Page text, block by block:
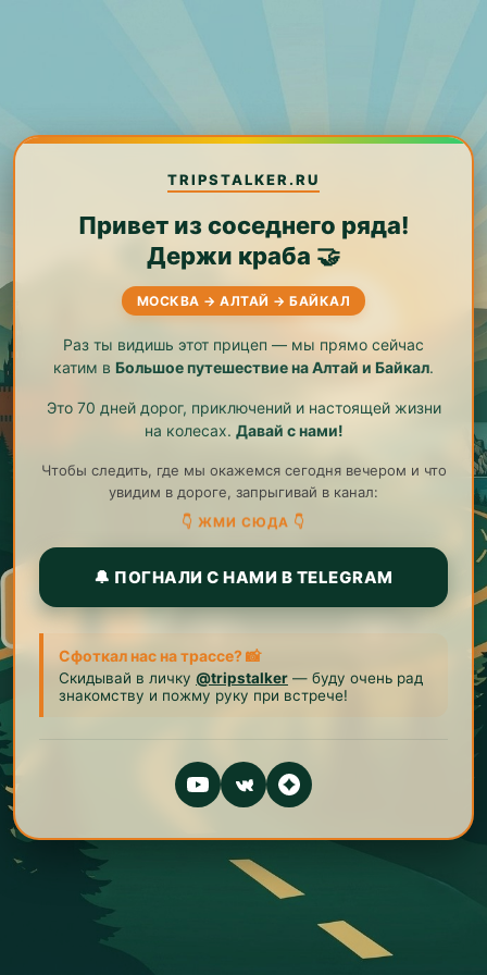
TRIPSTALKER.RU
Привет из соседнего ряда!
Держи краба 🤝
МОСКВА → АЛТАЙ → БАЙКАЛ
Раз ты видишь этот прицеп — мы прямо сейчас
катим в Большое путешествие на Алтай и Байкал.
Это 70 дней дорог, приключений и настоящей жизни
на колесах. Давай с нами!
Чтобы следить, где мы окажемся сегодня вечером и что
увидим в дороге, запрыгивай в канал:
👇 ЖМИ СЮДА 👇
🔔 ПОГНАЛИ С НАМИ В TELEGRAM
Сфоткал нас на трассе? 📸
Скидывай в личку @tripstalker — буду очень рад
знакомству и пожму руку при встрече!